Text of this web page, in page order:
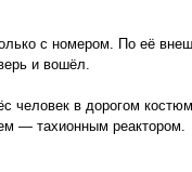
с номером. По её
и вошёл.
человек в дорогом
— тахионным реактором.